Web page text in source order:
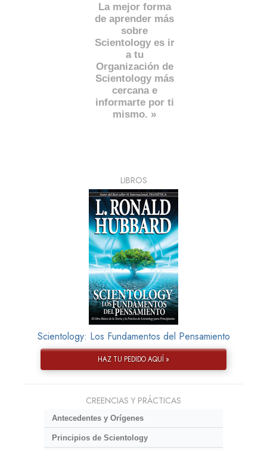
La mejor forma
de aprender más
sobre
Scientology es ir
a tu
Organización de
Scientology más
cercana e
informarte por ti
mismo. »
LIBROS
Scientology: Los Fundamentos del Pensamiento
HAZ TU PEDIDO AQUÍ »
CREENCIAS Y PRÁCTICAS
Antecedentes y Orígenes
Principios de Scientology